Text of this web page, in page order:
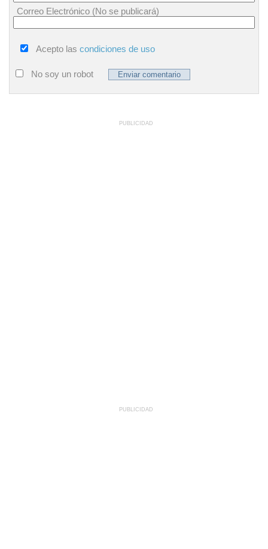
Correo Electrónico (No se publicará)
Acepto las condiciones de uso
No soy un robot
PUBLICIDAD
PUBLICIDAD